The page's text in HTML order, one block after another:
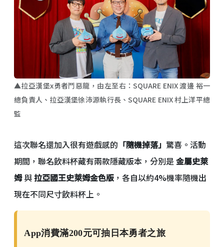
▲拉亞漢堡x勇者鬥惡龍，由左至右：SQUARE ENIX 渡邊 裕一
總負責人、拉亞漢堡徐沛源執行長、SQUARE ENIX 村上洋平總
監
這次聯名還加入很有遊戲感的 「隨機掉落」 驚喜。活動
期間，聯名飲料杯藏有兩款隱藏版本，分別是金屬史萊
姆與拉亞國王史萊姆金色版，各自以約4%機率隨機出
現在不同尺寸飲料杯上。
App消費滿200元可抽日本勇者之旅